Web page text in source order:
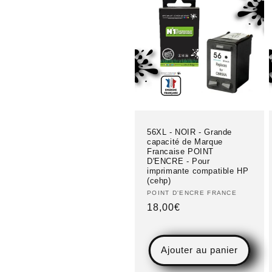
56XL - NOIR - Grande
capacité de Marque
Francaise POINT
D'ENCRE - Pour
imprimante compatible HP
(cehp)
Fournisseur :
POINT D'ENCRE FRANCE
Prix
18,00€
Ajouter au panier